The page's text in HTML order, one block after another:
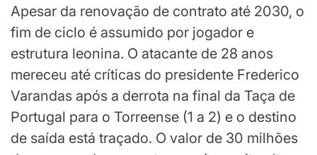
Apesar da renovação de contrato até 2030, o
fim de ciclo é assumido por jogador e
estrutura leonina. O atacante de 28 anos
mereceu até críticas do presidente Frederico
Varandas após a derrota na final da Taça de
Portugal para o Torreense (1 a 2) e o destino
de saída está traçado. O valor de 30 milhões